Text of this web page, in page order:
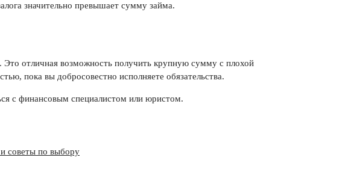
значительно превышает сумму займа.
Это отличная возможность получить крупную сумму с плохой
пока вы добросовестно исполняете обязательства.
с финансовым специалистом или юристом.
советы по выбору